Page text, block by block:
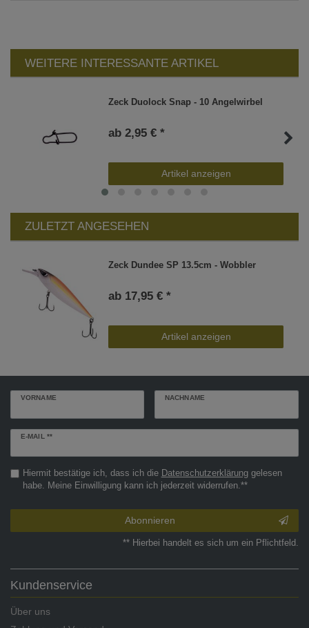
WEITERE INTERESSANTE ARTIKEL
Zeck Duolock Snap - 10 Angelwirbel
ab 2,95 € *
Artikel anzeigen
ZULETZT ANGESEHEN
Zeck Dundee SP 13.5cm - Wobbler
ab 17,95 € *
Artikel anzeigen
VORNAME NACHNAME
E-MAIL **
Newsletter
Hiermit bestätige ich, dass ich die Daten­schutz­erklärunggelesen
habe. Meine Einwilligung kann ich jederzeit widerrufen.**
Abonnieren
** Hierbei handelt es sich um ein Pflichtfeld.
Kundenservice
Über uns